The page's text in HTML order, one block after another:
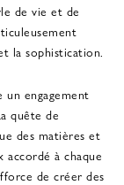
de vie et de
la sophistication.
engagement
quête de
des matières et
accordé à chaque
de créer des